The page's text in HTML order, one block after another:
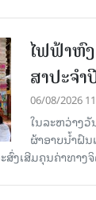
ໄຟຟ້າຫົ
ສາປະຈໍາ
06/08/2026
ໃນລະຫວ່າງ
ຜ້າອາບນໍ້າຝົ
ງເສີມຄຸນຄ່າທາ